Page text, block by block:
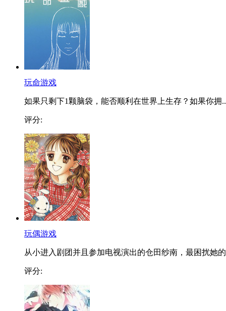
玩命游戏
如果只剩下1颗脑袋，能否顺利在世界上生存？如果你拥
评分:
玩偶游戏
从小进入剧团并且参加电视演出的仓田纱南，最困扰她
评分: